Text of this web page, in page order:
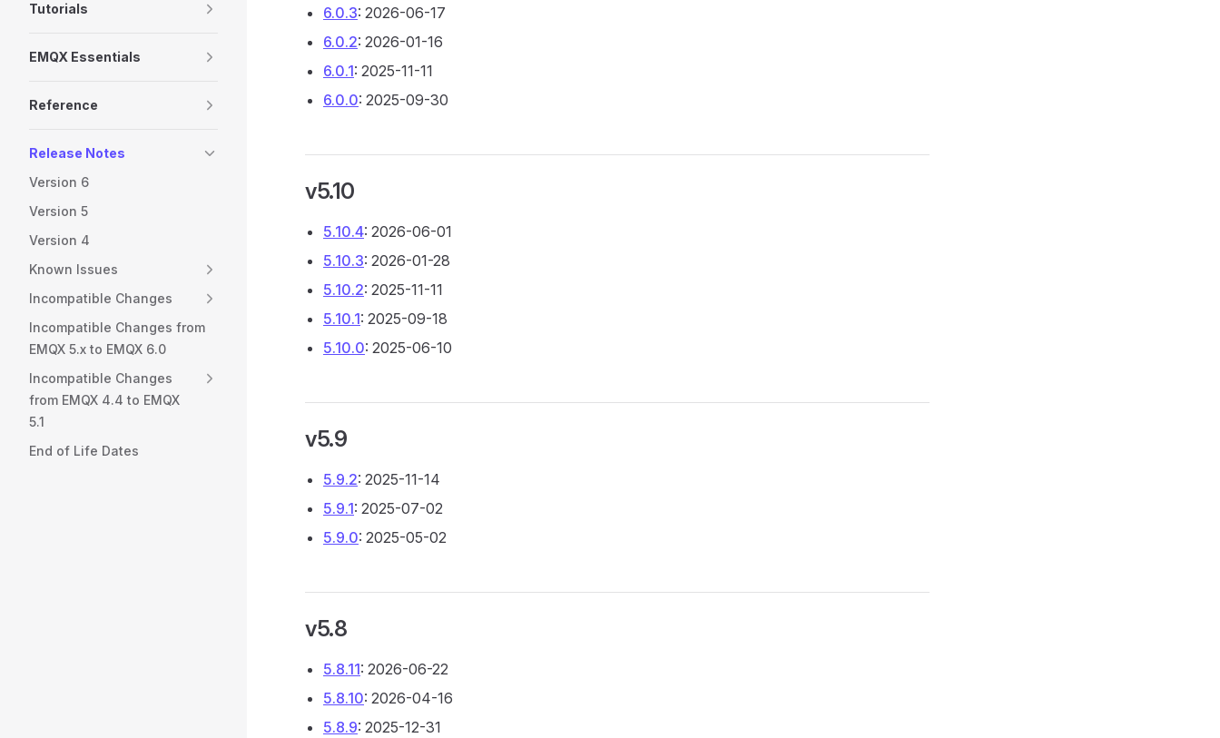
Tutorials
EMQX Essentials
Reference
Release Notes
Version 6
Version 5
Version 4
Known Issues
Incompatible Changes
Incompatible Changes from
EMQX 5.x to EMQX 6.0
Incompatible Changes
from EMQX 4.4 to EMQX
5.1
End of Life Dates
6.0.3: 2026-06-17
6.0.2: 2026-01-16
6.0.1: 2025-11-11
6.0.0: 2025-09-30
v5.10
5.10.4: 2026-06-01
5.10.3: 2026-01-28
5.10.2: 2025-11-11
5.10.1: 2025-09-18
5.10.0: 2025-06-10
v5.9
5.9.2: 2025-11-14
5.9.1: 2025-07-02
5.9.0: 2025-05-02
v5.8
5.8.11: 2026-06-22
5.8.10: 2026-04-16
5.8.9: 2025-12-31